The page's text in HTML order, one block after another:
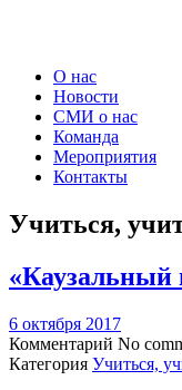
О нас
Новости
СМИ о нас
Команда
Мероприятия
Контакты
Учиться,
«Каузальный
6 октября 2017
Комментарий No
Категория Учиться,